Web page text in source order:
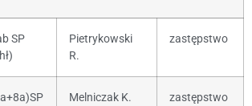
SP
Pietrykowski
R.
zastępstwo
Melniczak K. zastępstwo